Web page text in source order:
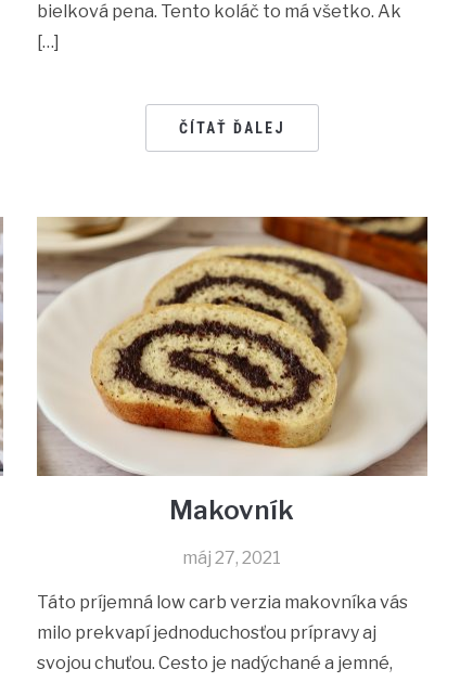
bielková pena. Tento koláč to má všetko. Ak
[…]
ČÍTAŤ ĎALEJ
Makovník
máj 27, 2021
Táto príjemná low carb verzia makovníka vás
milo prekvapí jednoduchosťou prípravy aj
svojou chuťou. Cesto je nadýchané a jemné,